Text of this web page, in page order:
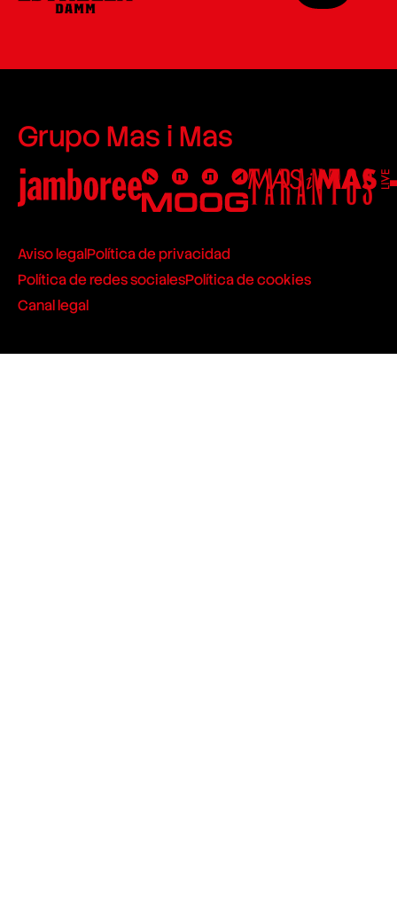
Grupo Mas i Mas
Aviso legalPolítica de privacidad
Política de redes socialesPolítica de cookies
Canal legal